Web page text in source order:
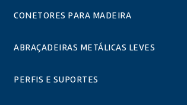
CONETORES PARA MADEIRA
ABRAÇADEIRAS METÁLICAS LEVES
PERFIS E SUPORTES